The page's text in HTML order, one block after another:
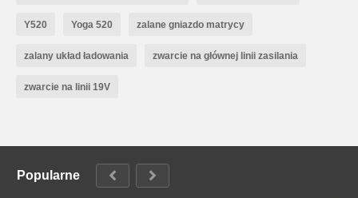
Y520 Yoga 520 zalane gniazdo matrycy
zalany układ ładowania zwarcie na głównej linii zasilania
zwarcie na linii 19V
Popularne